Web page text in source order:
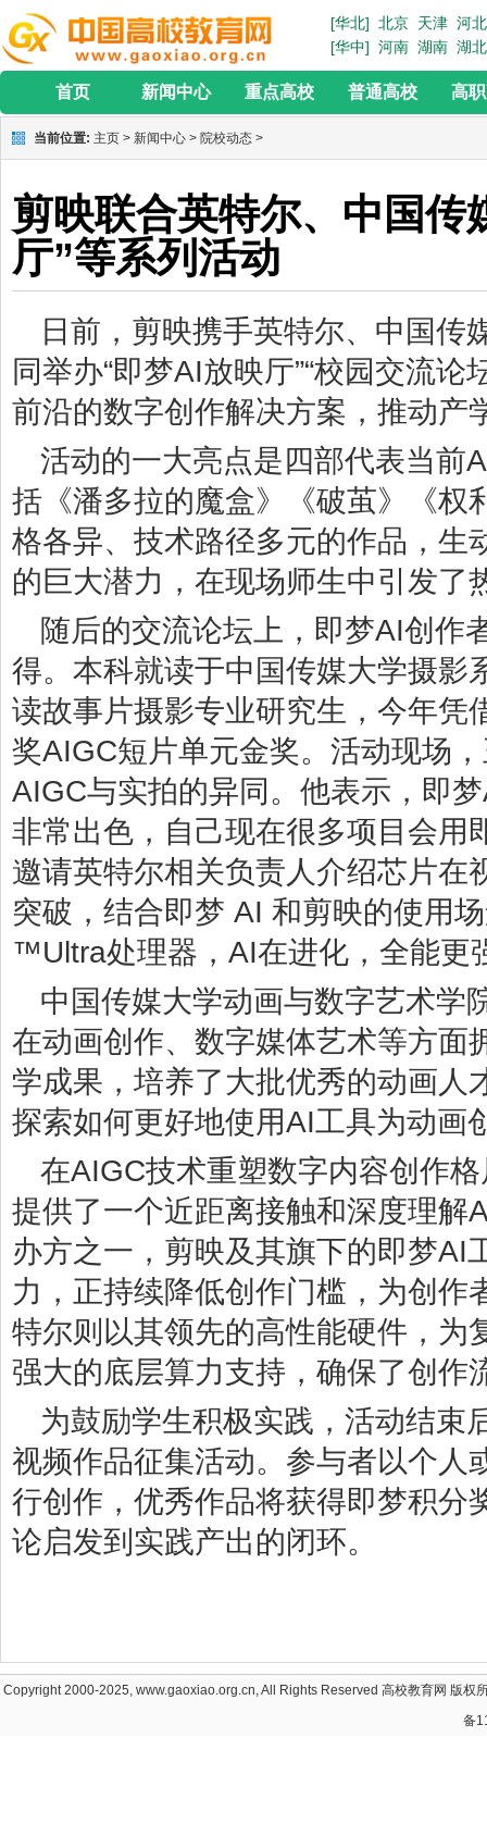
[华北] 北京 天津 河北
[华中] 河南 湖南 湖北
首页 新闻中心 重点高校 普通高校 高
当前位置: 主页 > 新闻中心 > 院校动态 >
剪映联合英特尔、中国传
厅”等系列活动
日前，剪映携手英特尔、中国传
同举办“即梦AI放映厅”“校园交流
前沿的数字创作解决方案，推动产
活动的一大亮点是四部代表当前
括《潘多拉的魔盒》《破茧》《权
格各异、技术路径多元的作品，生
的巨大潜力，在现场师生中引发了
随后的交流论坛上，即梦AI创作
得。本科就读于中国传媒大学摄影
读故事片摄影专业研究生，今年凭
奖AIGC短片单元金奖。活动现场
AIGC与实拍的异同。他表示，即
非常出色，自己现在很多项目会用
邀请英特尔相关负责人介绍芯片在
突破，结合即梦 AI 和剪映的使用
™Ultra处理器，AI在进化，全能更
中国传媒大学动画与数字艺术学
在动画创作、数字媒体艺术等方面
学成果，培养了大批优秀的动画人
探索如何更好地使用AI工具为动画
在AIGC技术重塑数字内容创作
提供了一个近距离接触和深度理解
办方之一，剪映及其旗下的即梦AI
力，正持续降低创作门槛，为创作
特尔则以其领先的高性能硬件，为
强大的底层算力支持，确保了创作
为鼓励学生积极实践，活动结束
视频作品征集活动。参与者以个人
行创作，优秀作品将获得即梦积分
论启发到实践产出的闭环。
Copyright 2000-2025, www.gaoxiao.org.cn, All Rights Reserved 高校教育网 版权
备